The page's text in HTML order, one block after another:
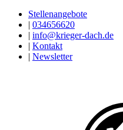
Stellenangebote
| 034656620
| info@krieger-dach.de
| Kontakt
| Newsletter